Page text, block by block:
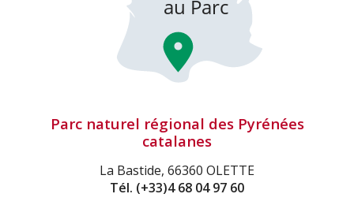
Parc naturel régional des Pyrénées
catalanes
La Bastide, 66360 OLETTE
Tél. (+33)4 68 04 97 60